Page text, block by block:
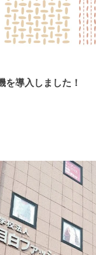
を導入しました！